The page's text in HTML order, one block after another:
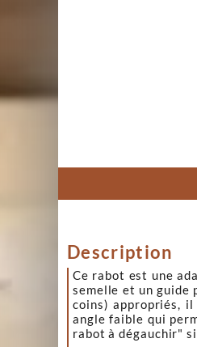
Description
Ce rabot est une
semelle et un guide
coins) appropriés,
angle faible qui
rabot à dégauchir"